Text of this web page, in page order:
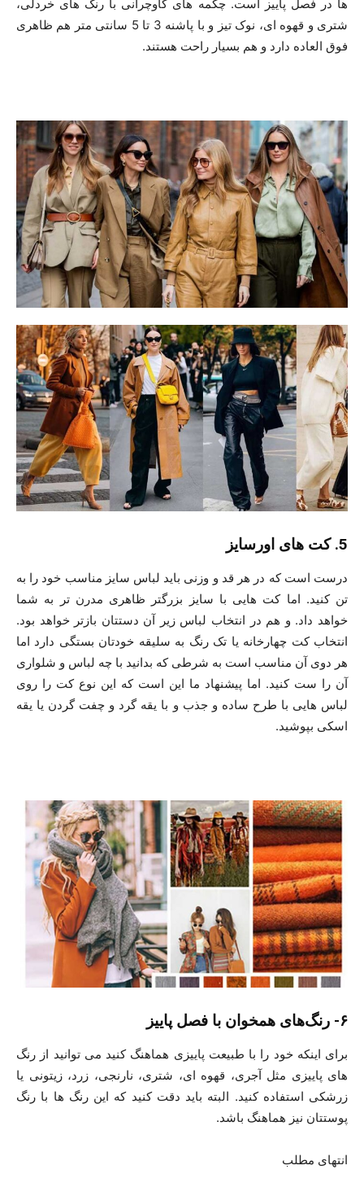
ها در فصل پاییز است. چکمه های گاوچرانی با رنگ های خردلی،
شتری و قهوه ای، نوک تیز و با پاشنه 3 تا 5 سانتی متر هم ظاهری
فوق العاده دارد و هم بسیار راحت هستند.
5. کت های اورسایز
درست است که در هر قد و وزنی باید لباس سایز مناسب خود را به
تن کنید. اما کت هایی با سایز بزرگتر ظاهری مدرن تر به شما
خواهد داد. و هم در انتخاب لباس زیر آن دستتان بازتر خواهد بود.
انتخاب کت چهارخانه یا تک رنگ به سلیقه خودتان بستگی دارد اما
هر دوی آن مناسب است به شرطی که بدانید با چه لباس و شلواری
آن را ست کنید. اما پیشنهاد ما این است که این نوع کت را روی
لباس هایی با طرح ساده و جذب و با یقه گرد و چفت گردن یا یقه
اسکی بپوشید.
۶- رنگ‌های همخوان با فصل پاییز
برای اینکه خود را با طبیعت پاییزی هماهنگ کنید می توانید از رنگ
های پاییزی مثل آجری، قهوه ای، شتری، نارنجی، زرد، زیتونی یا
زرشکی استفاده کنید. البته باید دقت کنید که این رنگ ها با رنگ
پوستتان نیز هماهنگ باشد.
انتهای مطلب